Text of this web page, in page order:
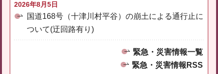
2026年8月5日
国道168号（十津川村平谷）の崩土による通行止に
ついて(迂回路有り)
緊急・災害情報一覧
緊急・災害情報RSS